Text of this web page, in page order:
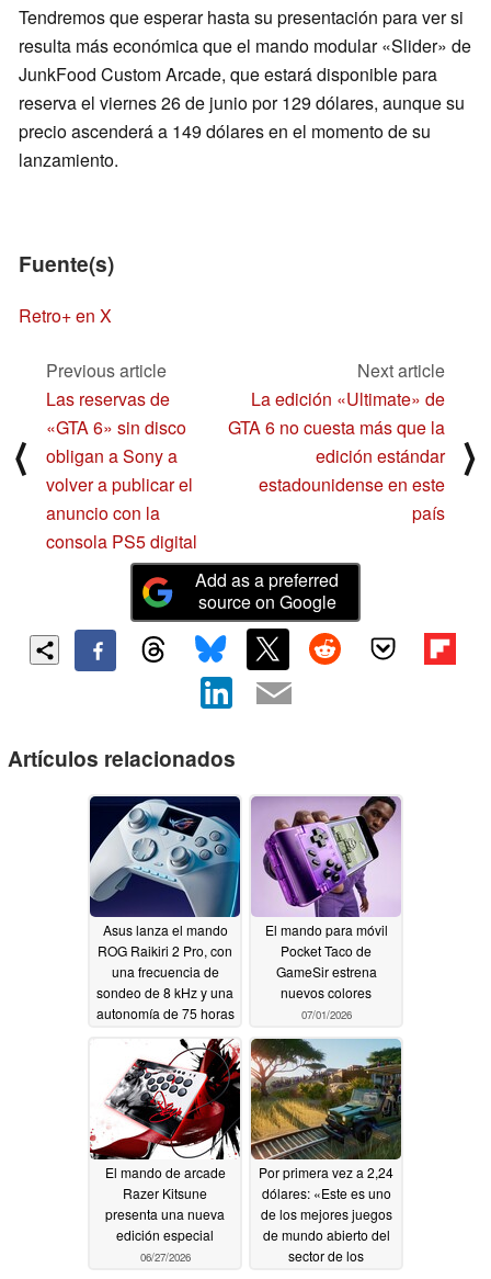
Tendremos que esperar hasta su presentación para ver si
resulta más económica que el mando modular «Slider» de
JunkFood Custom Arcade, que estará disponible para
reserva el viernes 26 de junio por 129 dólares, aunque su
precio ascenderá a 149 dólares en el momento de su
lanzamiento.
Fuente(s)
Retro+ en X
⟨
Previous article
Las reservas de
«GTA 6» sin disco
obligan a Sony a
volver a publicar el
anuncio con la
consola PS5 digital
Next article
La edición «Ultimate» de
GTA 6 no cuesta más que la
edición estándar
estadounidense en este
país
⟩
Add as a preferred
source on Google
Artículos relacionados
Asus lanza el mando
ROG Raikiri 2 Pro, con
una frecuencia de
sondeo de 8 kHz y una
autonomía de 75 horas
07/10/2026
El mando para móvil
Pocket Taco de
GameSir estrena
nuevos colores
07/01/2026
El mando de arcade
Razer Kitsune
presenta una nueva
edición especial
06/27/2026
Por primera vez a 2,24
dólares: «Este es uno
de los mejores juegos
de mundo abierto del
sector de los